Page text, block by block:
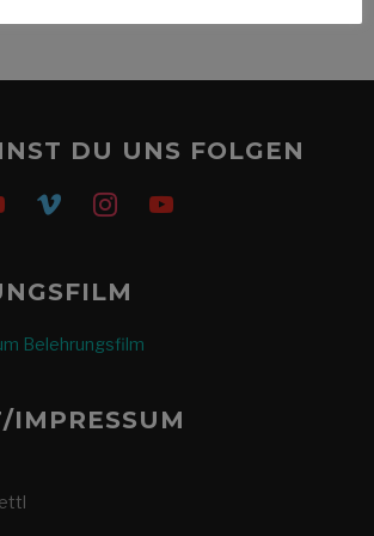
DU UNS FOLGEN
vimeo instagramyoutube
Belehrungsfilm
IMPRESSUM